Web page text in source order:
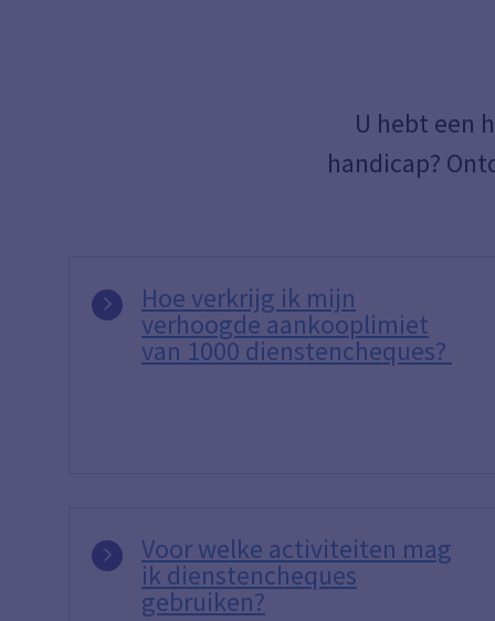
U hebt een
handicap?
Hoe verkrijg ik mijn
verhoogde aankooplimiet
van 1000 dienstencheques?
Voor welke activiteiten mag
ik dienstencheques
gebruiken?